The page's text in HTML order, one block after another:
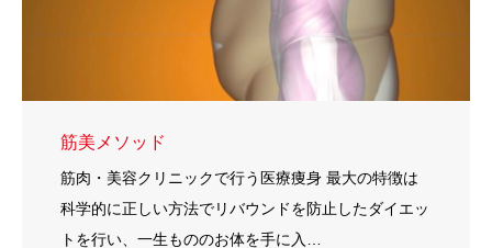
筋美メソッド
筋肉・美容クリニックで行う医療痩身 最大の特徴は
科学的に正しい方法でリバウンドを防止したダイエッ
トを行い、一生もののお体を手に入…